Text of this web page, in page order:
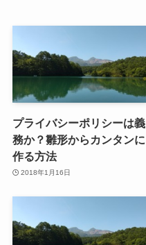
プライバシーポリシーは義
務か？雛形からカンタンに
作る方法
2018年1月16日